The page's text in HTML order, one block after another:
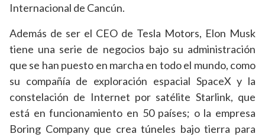
Internacional de Cancún.
Además de ser el CEO de Tesla Motors, Elon Musk
tiene una serie de negocios bajo su administración
que se han puesto en marcha en todo el mundo, como
su compañía de exploración espacial SpaceX y la
constelación de Internet por satélite Starlink, que
está en funcionamiento en 50 países; o la empresa
Boring Company que crea túneles bajo tierra para